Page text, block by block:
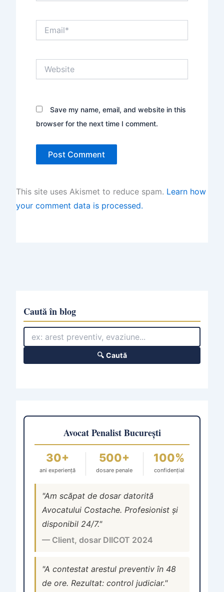
Save my name, email, and website in this
browser for the next time I comment.
This site uses Akismet to reduce spam. Learn how
your comment data is processed.
Caută în blog
🔍 Caută
Avocat Penalist București
30+
ani experiență
500+
dosare penale
100%
confidențial
"Am scăpat de dosar datorită
Avocatului Costache. Profesionist și
disponibil 24/7."
— Client, dosar DIICOT 2024
"A contestat arestul preventiv în 48
de ore. Rezultat: control judiciar."